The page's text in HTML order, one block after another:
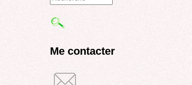
Formulaire
de
Me contacter